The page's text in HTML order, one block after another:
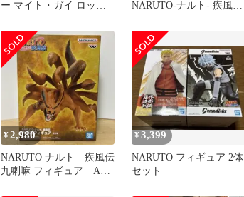
ー マイト・ガイ ロッ
NARUTO-ナルト- 疾風伝
¥2,980
NARUTO ナルト 疾風伝
九喇嘛 フィギュア Aタ
¥3,399
NARUTO フィギュア 2体
セット